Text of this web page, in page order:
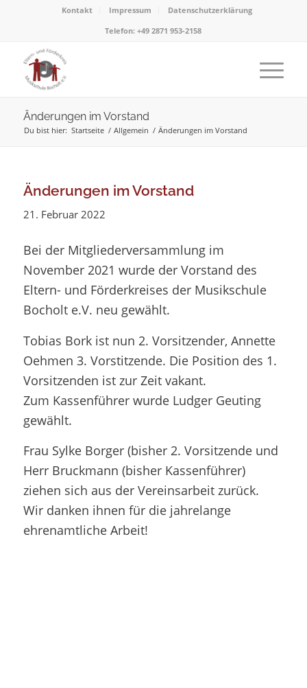
Kontakt Impressum
Datenschutzerklärung
Telefon: +49 2871 953-2158
Änderungen im Vorstand
Du bist hier: Startseite / Allgemein / Änderungen im Vorstand
Änderungen im Vorstand
21. Februar 2022
Bei der Mitgliederversammlung im
November 2021 wurde der Vorstand des
Eltern- und Förderkreises der Musikschule
Bocholt e.V. neu gewählt.
Tobias Bork ist nun 2. Vorsitzender, Annette
Oehmen 3. Vorstitzende. Die Position des 1.
Vorsitzenden ist zur Zeit vakant.
Zum Kassenführer wurde Ludger Geuting
gewählt.
Frau Sylke Borger (bisher 2. Vorsitzende und
Herr Bruckmann (bisher Kassenführer)
ziehen sich aus der Vereinsarbeit zurück.
Wir danken ihnen für die jahrelange
ehrenamtliche Arbeit!